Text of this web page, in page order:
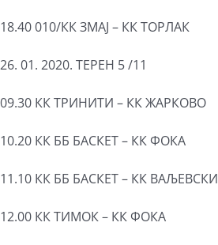
18.40 010/КК ЗМАЈ – КК ТОРЛАК
26. 01. 2020. ТЕРЕН 5 /11
09.30 КК ТРИНИТИ – КК ЖАРКОВО
10.20 КК ББ БАСКЕТ – КК ФОКА
11.10 КК ББ БАСКЕТ – КК ВАЉЕВСКИ
12.00 КК ТИМОК – КК ФОКА